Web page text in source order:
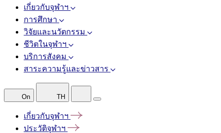
เกี่ยวกับจุฬาฯ
การศึกษา
วิจัยและนวัตกรรม
ชีวิตในจุฬาฯ
บริการสังคม
สาระความรู้และข่าวสาร
On TH
เกี่ยวกับจุฬาฯ
ประวัติจุฬาฯ